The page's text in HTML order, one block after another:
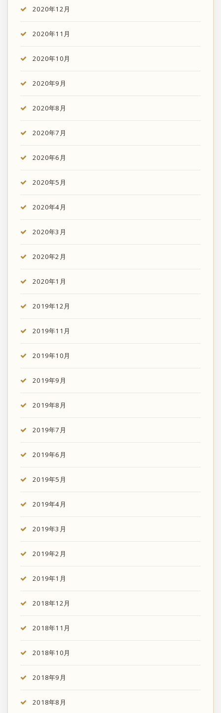
2020年12月
2020年11月
2020年10月
2020年9月
2020年8月
2020年7月
2020年6月
2020年5月
2020年4月
2020年3月
2020年2月
2020年1月
2019年12月
2019年11月
2019年10月
2019年9月
2019年8月
2019年7月
2019年6月
2019年5月
2019年4月
2019年3月
2019年2月
2019年1月
2018年12月
2018年11月
2018年10月
2018年9月
2018年8月